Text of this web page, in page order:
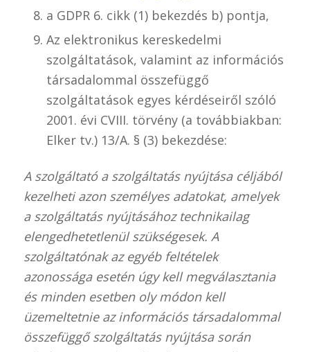
a GDPR 6. cikk (1) bekezdés b) pontja,
Az elektronikus kereskedelmi
szolgáltatások, valamint az információs
társadalommal összefüggő
szolgáltatások egyes kérdéseiről szóló
2001. évi CVIII. törvény (a továbbiakban:
Elker tv.) 13/A. § (3) bekezdése:
A szolgáltató a szolgáltatás nyújtása céljából
kezelheti azon személyes adatokat, amelyek
a szolgáltatás nyújtásához technikailag
elengedhetetlenül szükségesek. A
szolgáltatónak az egyéb feltételek
azonossága esetén úgy kell megválasztania
és minden esetben oly módon kell
üzemeltetnie az információs társadalommal
összefüggő szolgáltatás nyújtása során